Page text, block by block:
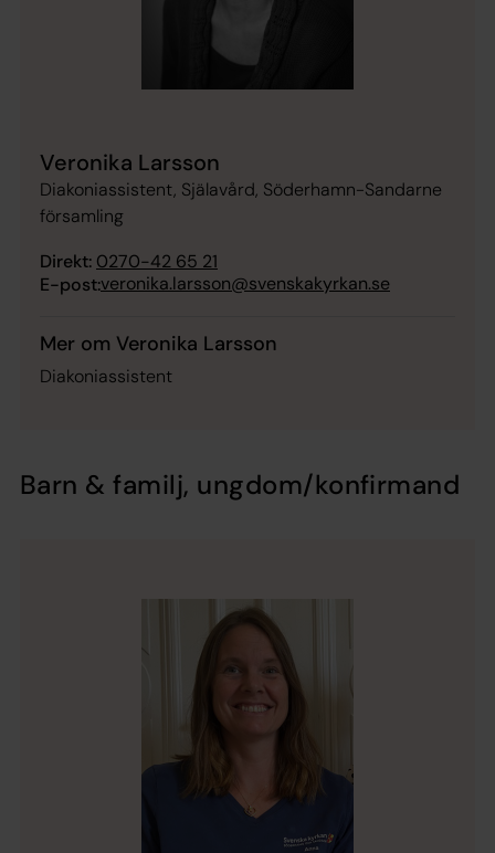
Veronika Larsson
Diakoniassistent, Själavård, Söderhamn-Sandarne
församling
Direkt: 0270-42 65 21
E-post:veronika.larsson@svenskakyrkan.se
Mer om Veronika Larsson
Diakoniassistent
Barn & familj, ungdom/konfirmand